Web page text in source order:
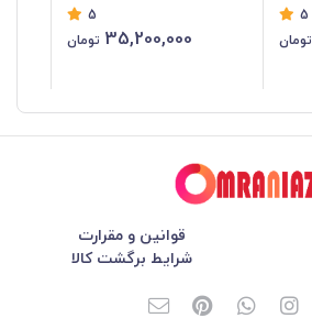
5
تومان
5
35,200,000 تومان
قوانین و مقرارت
شرایط برگشت کالا